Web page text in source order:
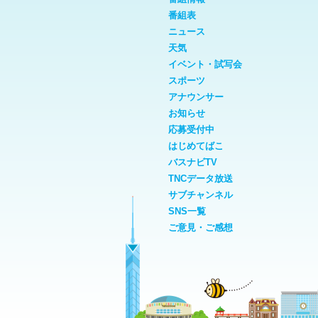
番組表
ニュース
天気
イベント・試写会
スポーツ
アナウンサー
お知らせ
応募受付中
はじめてばこ
バスナビTV
TNCデータ放送
サブチャンネル
SNS一覧
ご意見・ご感想